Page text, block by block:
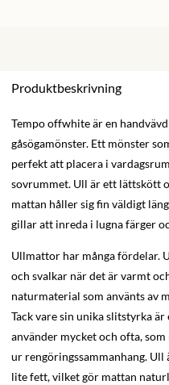
Produktbeskrivning
Tempo offwhite är en
gåsögamönster. Ett mönster
perfekt att placera i
sovrummet. Ull är ett lättskött
mattan håller sig fin väldigt
gillar att inreda i lugna färger
Ullmattor har många fördelar.
och svalkar när det är varmt
naturmaterial som använts av
Tack vare sin unika slitstyrka
använder mycket och ofta,
ur rengöringssammanhang.
lite fett, vilket gör mattan